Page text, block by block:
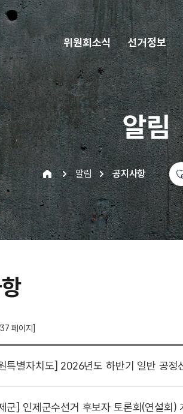
위원회소식 선거정보
알림
알림 공지사항
페이지]
특별자치도] 2026년도 하반기 일반 공정
군] 인제군수선거 후보자 토론회(연설회)